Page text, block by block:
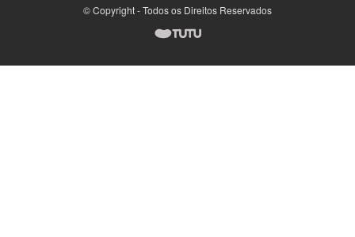
© Copyright - Todos os Direitos Reservados